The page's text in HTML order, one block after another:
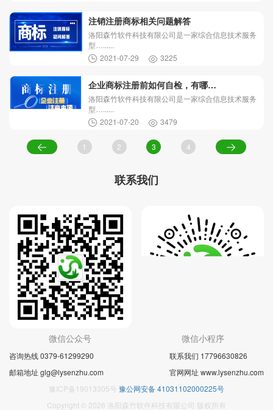
注销注册商标相关问题解答
洛阳森竹软件科技有限公司是一家综合信息技术服务
型…......
2021-07-29
3225
企业商标注册前如何自检，有哪…
洛阳森竹软件科技有限公司是一家综合信息技术服务
型…......
2021-07-20
3479
1 2 3 4
联系我们
微信公众号 微信小程序
咨询热线 0379-61299290
邮箱地址 glg@lysenzhu.com
联系我们 17796630826
官网网址 www.lysenzhu.com
豫ICP备19013305号 豫公网安备 41031102000225号
Copyright © 2026 洛阳森竹软件科技有限公司 版权所有